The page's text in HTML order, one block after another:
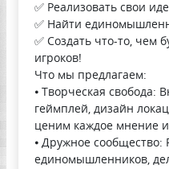
✅ Реализовать свои
✅ Найти
✅ Создать что-то, чем
игроков!
Что мы предлагаем:
⦁ Творческая свобода:
геймплей, дизайн
ценим каждое мнение
⦁ Дружное сообщество:
единомышленников,